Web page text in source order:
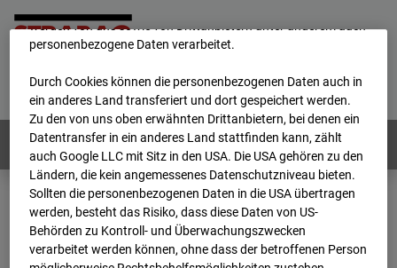
Deutsch / English
Webcams: Alle Länder
Home
Österreich
BC-179 - BV-Meischlgasse Bpl 5B – 96WE - Cam 1
Archiv
2026 07 08 14:30
werden von uns sowie von Drittanbietern unter anderem auch
personenbezogene Daten verarbeitet.
Durch Cookies können die personenbezogenen Daten auch in
ein anderes Land transferiert und dort gespeichert werden.
Zu den von uns oben erwähnten Drittanbietern, bei denen ein
Datentransfer in ein anderes Land stattfinden kann, zählt
auch Google LLC mit Sitz in den USA. Die USA gehören zu den
Ländern, die kein angemessenes Datenschutzniveau bieten.
Sollten die personenbezogenen Daten in die USA übertragen
werden, besteht das Risiko, dass diese Daten von US-
Behörden zu Kontroll- und Überwachungszwecken
verarbeitet werden können, ohne dass der betroffenen Person